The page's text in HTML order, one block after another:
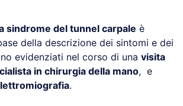
sindrome del tunnel carpale è
della descrizione dei sintomi e dei
evidenziati nel corso di una visita
in chirurgia della mano, e
.